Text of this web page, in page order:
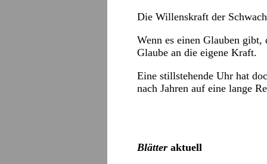
Die Willenskraft der
Wenn es einen Glauben gibt,
Glaube an die eigene Kraft.
Eine stillstehende Uhr hat
nach Jahren auf eine lange
Blätter aktuell